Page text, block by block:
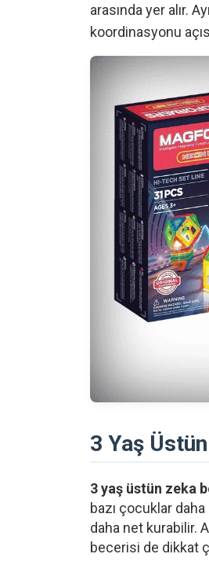
arasında yer alır.
koordinasyonu
3 Yaş
3 yaş üstün zeka
bazı çocuklar
daha net kurabilir.
becerisi de dikkat